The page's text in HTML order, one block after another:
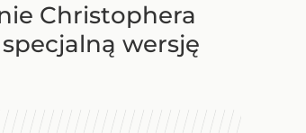
Christophera
wersję